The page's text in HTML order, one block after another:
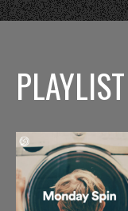
PLAYLIST